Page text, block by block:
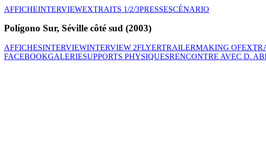
AFFICHEINTERVIEWEXTRAITS 1/2/3PRESSESCÉNARIO
Polígono Sur, Séville côté sud (2003)
AFFICHESINTERVIEWINTERVIEW 2FLYERTRAILERMAKING OF
FACEBOOKGALERIESUPPORTS PHYSIQUESRENCONTRE AVEC D.